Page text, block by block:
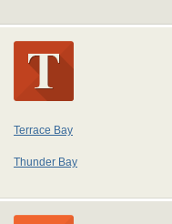
Terrace Bay
Thunder Bay